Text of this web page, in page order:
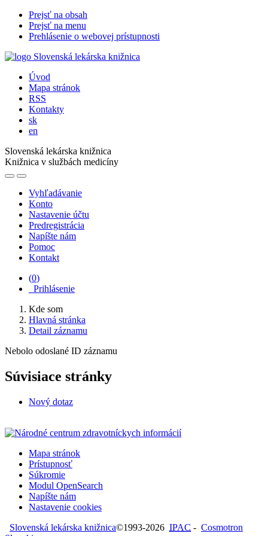
Prejsť na obsah
Prejsť na menu
Prehlásenie o webovej prístupnosti
Úvod
Mapa stránok
RSS
Kontakty
sk
en
Slovenská lekárska knižnica
Knižnica v službách medicíny
Vyhľadávanie
Konto
Nastavenie účtu
Predregistrácia
Napíšte nám
Pomoc
Kontakt
(0)
Prihlásenie
Kde som
Hlavná stránka
Detail záznamu
Nebolo odoslané ID záznamu
Súvisiace stránky
Nový dotaz
Mapa stránok
Prístupnosť
Súkromie
Modul OpenSearch
Napíšte nám
Nastavenie cookies
Slovenská lekárska knižnica©1993-2026 IPAC - Cosmotron